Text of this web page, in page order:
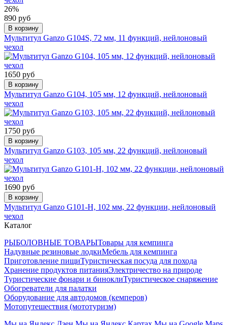
26%
890 руб
В корзину
Мультитул Ganzo G104S, 72 мм, 11 функций, нейлоновый
чехол
1650 руб
В корзину
Мультитул Ganzo G104, 105 мм, 12 функций, нейлоновый
чехол
1750 руб
В корзину
Мультитул Ganzo G103, 105 мм, 22 функций, нейлоновый
чехол
1690 руб
В корзину
Мультитул Ganzo G101-H, 102 мм, 22 функции, нейлоновый
чехол
Каталог
РЫБОЛОВНЫЕ ТОВАРЫТовары для кемпинга
Надувные резиновые лодкиМебель для кемпинга
Приготовление пищиТуристическая посуда для похода
Хранение продуктов питанияЭлектричество на природе
Туристические фонари и биноклиТуристическое снаряжение
Обогреватели для палатки
Оборудование для автодомов (кемперов)
Мотопутешествия (мототуризм)